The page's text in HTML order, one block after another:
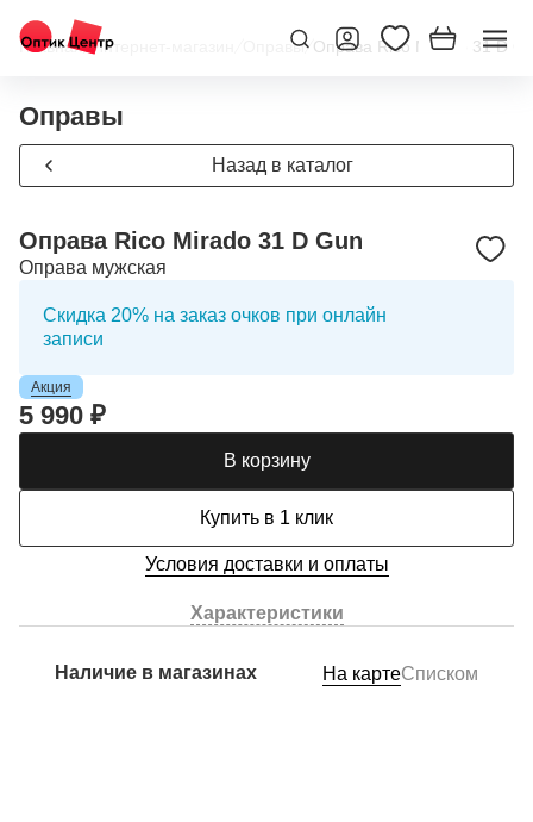
Главная/Интернет-магазин Оправы/ Оправа Rico Mirado 31 D
Оправы
Назад в каталог
Оправа Rico Mirado 31 D Gun
Оправа мужская
Скидка 20% на заказ очков при онлайн
записи
Акция
5 990 ₽
В корзину
Купить в 1 клик
Условия доставки и оплаты
Характеристики
Наличие в магазинах На картеСписком